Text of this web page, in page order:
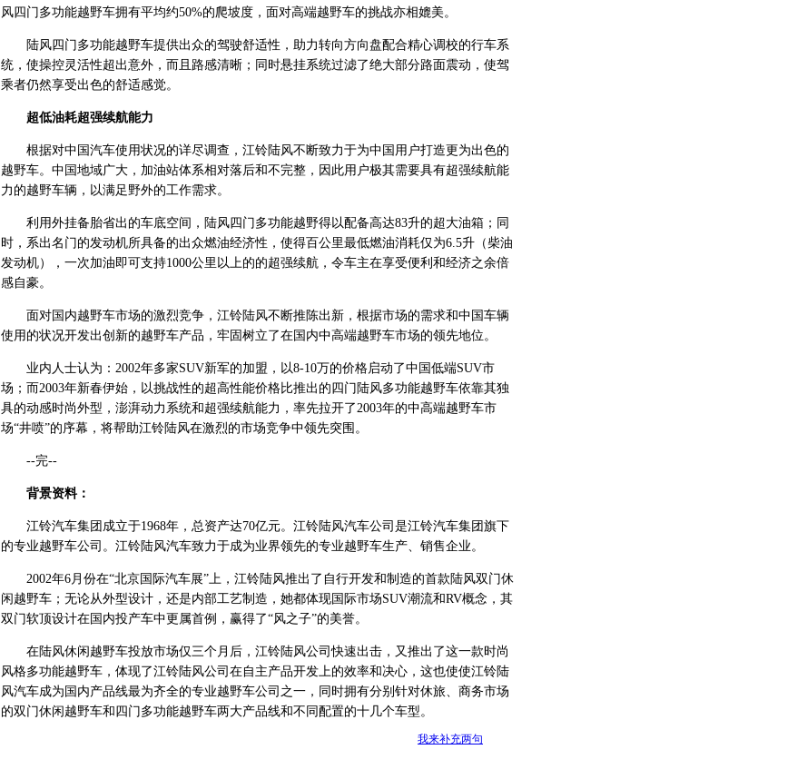
风四门多功能越野车拥有平均约50%的爬坡度，面对高端越野车的挑战亦相媲美。
陆风四门多功能越野车提供出众的驾驶舒适性，助力转向方向盘配合精心调校的行车系
统，使操控灵活性超出意外，而且路感清晰；同时悬挂系统过滤了绝大部分路面震动，使驾
乘者仍然享受出色的舒适感觉。
超低油耗超强续航能力
根据对中国汽车使用状况的详尽调查，江铃陆风不断致力于为中国用户打造更为出色的
越野车。中国地域广大，加油站体系相对落后和不完整，因此用户极其需要具有超强续航能
力的越野车辆，以满足野外的工作需求。
利用外挂备胎省出的车底空间，陆风四门多功能越野得以配备高达83升的超大油箱；同
时，系出名门的发动机所具备的出众燃油经济性，使得百公里最低燃油消耗仅为6.5升（柴油
发动机），一次加油即可支持1000公里以上的的超强续航，令车主在享受便利和经济之余倍
感自豪。
面对国内越野车市场的激烈竞争，江铃陆风不断推陈出新，根据市场的需求和中国车辆
使用的状况开发出创新的越野车产品，牢固树立了在国内中高端越野车市场的领先地位。
业内人士认为：2002年多家SUV新军的加盟，以8-10万的价格启动了中国低端SUV市
场；而2003年新春伊始，以挑战性的超高性能价格比推出的四门陆风多功能越野车依靠其独
具的动感时尚外型，澎湃动力系统和超强续航能力，率先拉开了2003年的中高端越野车市
场“井喷”的序幕，将帮助江铃陆风在激烈的市场竞争中领先突围。
--完--
背景资料：
江铃汽车集团成立于1968年，总资产达70亿元。江铃陆风汽车公司是江铃汽车集团旗下
的专业越野车公司。江铃陆风汽车致力于成为业界领先的专业越野车生产、销售企业。
2002年6月份在“北京国际汽车展”上，江铃陆风推出了自行开发和制造的首款陆风双门休
闲越野车；无论从外型设计，还是内部工艺制造，她都体现国际市场SUV潮流和RV概念，其
双门软顶设计在国内投产车中更属首例，赢得了“风之子”的美誉。
在陆风休闲越野车投放市场仅三个月后，江铃陆风公司快速出击，又推出了这一款时尚
风格多功能越野车，体现了江铃陆风公司在自主产品开发上的效率和决心，这也使使江铃陆
风汽车成为国内产品线最为齐全的专业越野车公司之一，同时拥有分别针对休旅、商务市场
的双门休闲越野车和四门多功能越野车两大产品线和不同配置的十几个车型。
我来补充两句